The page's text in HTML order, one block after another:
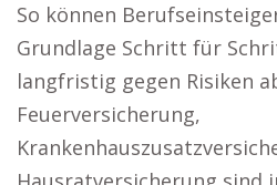
So können
Grundlage Schritt für
langfristig gegen Risiken
Feuerversicherung,